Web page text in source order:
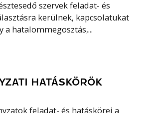
szervek feladat- és
kerülnek, kapcsolatukat
a hatalommegosztás,...
HATÁSKÖRÖK
feladat- és hatáskörei a